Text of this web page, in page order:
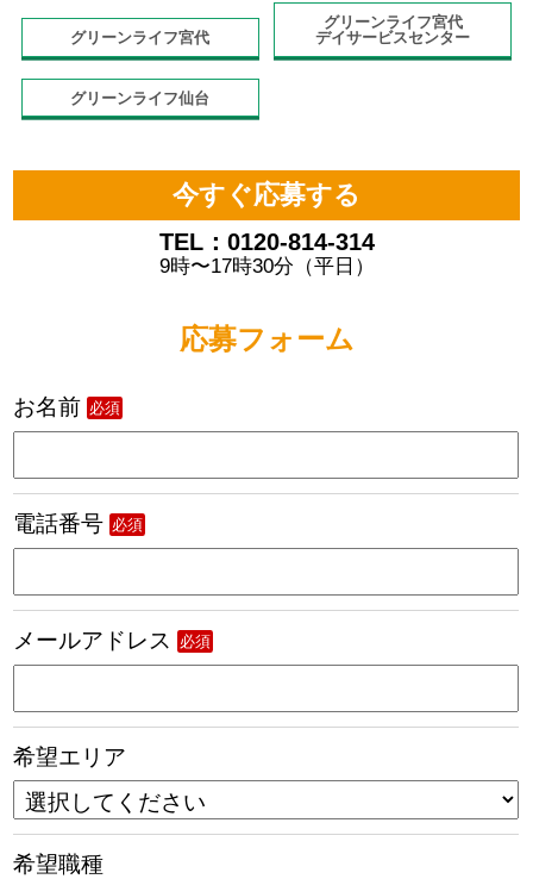
グリーンライフ宮代
グリーンライフ宮代
デイサービスセンター
グリーンライフ仙台
今すぐ応募する
TEL：0120-814-314
9時〜17時30分（平日）
応募フォーム
お名前 必須
電話番号 必須
メールアドレス 必須
希望エリア
希望職種